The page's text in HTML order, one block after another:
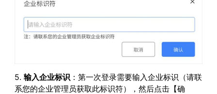
5. 输入企业标识 ：第一次登录需要输入企业标识（请联
系您的企业管理员获取此标识符），然后点击【确